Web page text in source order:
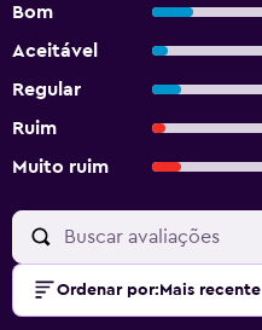
Bom
Aceitável
Regular
Ruim
Muito ruim
Ordenar por: Mais recente